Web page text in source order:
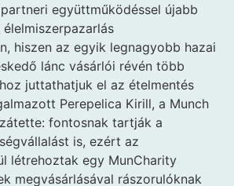
együttműködéssel újabb
hiszen az egyik legnagyobb hazai
lánc vásárlói révén több
juttathatjuk el az ételmentés
Perepelica Kirill, a Munch
fontosnak tartják a
is, ezért az
létrehoztak egy MunCharity
megvásárlásával rászorulóknak